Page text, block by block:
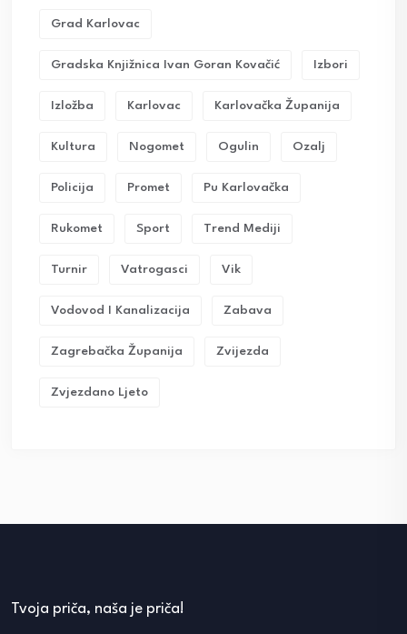
Grad Karlovac
Gradska Knjižnica Ivan Goran Kovačić Izbori
Izložba Karlovac Karlovačka Županija
Kultura Nogomet Ogulin Ozalj
Policija Promet Pu Karlovačka
Rukomet Sport Trend Mediji
Turnir Vatrogasci Vik
Vodovod I Kanalizacija Zabava
Zagrebačka Županija Zvijezda
Zvjezdano Ljeto
Tvoja priča, naša je priča!